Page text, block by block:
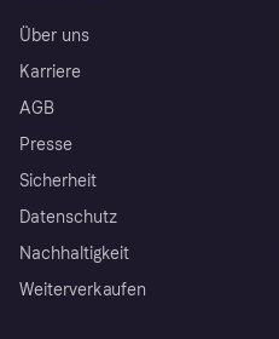
Über uns
Karriere
AGB
Presse
Sicherheit
Datenschutz
Nachhaltigkeit
Weiterverkaufen